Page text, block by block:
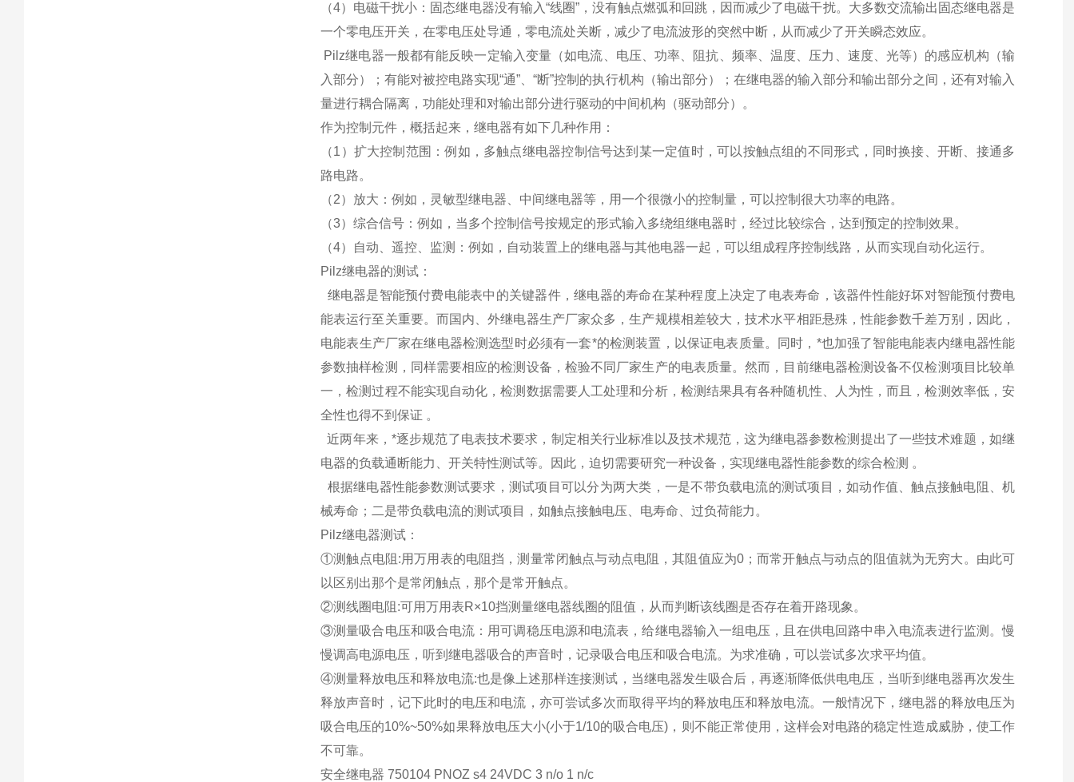
（4）电磁干扰小：固态继电器没有输入“线圈”，没有触点燃弧和回跳，因而减少了电磁干扰。大多数交流输出固态继电器是
一个零电压开关，在零电压处导通，零电流处关断，减少了电流波形的突然中断，从而减少了开关瞬态效应。
Pilz继电器一般都有能反映一定输入变量（如电流、电压、功率、阻抗、频率、温度、压力、速度、光等）的感应机构（输
入部分）；有能对被控电路实现“通”、“断”控制的执行机构（输出部分）；在继电器的输入部分和输出部分之间，还有对输入
量进行耦合隔离，功能处理和对输出部分进行驱动的中间机构（驱动部分）。
作为控制元件，概括起来，继电器有如下几种作用：
（1）扩大控制范围：例如，多触点继电器控制信号达到某一定值时，可以按触点组的不同形式，同时换接、开断、接通多
路电路。
（2）放大：例如，灵敏型继电器、中间继电器等，用一个很微小的控制量，可以控制很大功率的电路。
（3）综合信号：例如，当多个控制信号按规定的形式输入多绕组继电器时，经过比较综合，达到预定的控制效果。
（4）自动、遥控、监测：例如，自动装置上的继电器与其他电器一起，可以组成程序控制线路，从而实现自动化运行。
Pilz继电器的测试：
继电器是智能预付费电能表中的关键器件，继电器的寿命在某种程度上决定了电表寿命，该器件性能好坏对智能预付费电
能表运行至关重要。而国内、外继电器生产厂家众多，生产规模相差较大，技术水平相距悬殊，性能参数千差万别，因此，
电能表生产厂家在继电器检测选型时必须有一套*的检测装置，以保证电表质量。同时，*也加强了智能电能表内继电器性能
参数抽样检测，同样需要相应的检测设备，检验不同厂家生产的电表质量。然而，目前继电器检测设备不仅检测项目比较单
一，检测过程不能实现自动化，检测数据需要人工处理和分析，检测结果具有各种随机性、人为性，而且，检测效率低，安
全性也得不到保证 。
近两年来，*逐步规范了电表技术要求，制定相关行业标准以及技术规范，这为继电器参数检测提出了一些技术难题，如继
电器的负载通断能力、开关特性测试等。因此，迫切需要研究一种设备，实现继电器性能参数的综合检测 。
根据继电器性能参数测试要求，测试项目可以分为两大类，一是不带负载电流的测试项目，如动作值、触点接触电阻、机
械寿命；二是带负载电流的测试项目，如触点接触电压、电寿命、过负荷能力。
Pilz继电器测试：
①测触点电阻:用万用表的电阻挡，测量常闭触点与动点电阻，其阻值应为0；而常开触点与动点的阻值就为无穷大。由此可
以区别出那个是常闭触点，那个是常开触点。
②测线圈电阻:可用万用表R×10挡测量继电器线圈的阻值，从而判断该线圈是否存在着开路现象。
③测量吸合电压和吸合电流：用可调稳压电源和电流表，给继电器输入一组电压，且在供电回路中串入电流表进行监测。慢
慢调高电源电压，听到继电器吸合的声音时，记录吸合电压和吸合电流。为求准确，可以尝试多次求平均值。
④测量释放电压和释放电流:也是像上述那样连接测试，当继电器发生吸合后，再逐渐降低供电电压，当听到继电器再次发生
释放声音时，记下此时的电压和电流，亦可尝试多次而取得平均的释放电压和释放电流。一般情况下，继电器的释放电压为
吸合电压的10%~50%如果释放电压大小(小于1/10的吸合电压)，则不能正常使用，这样会对电路的稳定性造成威胁，使工作
不可靠。
安全继电器 750104 PNOZ s4 24VDC 3 n/o 1 n/c